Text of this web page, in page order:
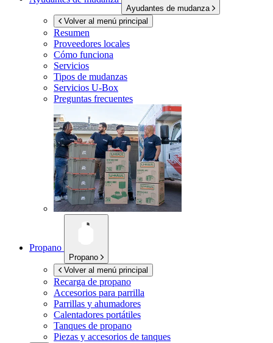
Ayudantes de mudanza
Volver al menú principal
Resumen
Proveedores locales
Cómo funciona
Servicios
Tipos de mudanzas
Servicios U-Box
Preguntas frecuentes
Propano
Propano
Volver al menú principal
Recarga de propano
Accesorios para parrilla
Parrillas y ahumadores
Calentadores portátiles
Tanques de propano
Piezas y accesorios de tanques